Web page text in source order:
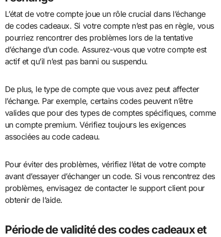
L’état de votre compte joue un rôle crucial dans l’échange
de codes cadeaux. Si votre compte n’est pas en règle, vous
pourriez rencontrer des problèmes lors de la tentative
d’échange d’un code. Assurez-vous que votre compte est
actif et qu’il n’est pas banni ou suspendu.
De plus, le type de compte que vous avez peut affecter
l’échange. Par exemple, certains codes peuvent n’être
valides que pour des types de comptes spécifiques, comme
un compte premium. Vérifiez toujours les exigences
associées au code cadeau.
Pour éviter des problèmes, vérifiez l’état de votre compte
avant d’essayer d’échanger un code. Si vous rencontrez des
problèmes, envisagez de contacter le support client pour
obtenir de l’aide.
Période de validité des codes cadeaux et